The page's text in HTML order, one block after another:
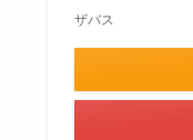
ザバス